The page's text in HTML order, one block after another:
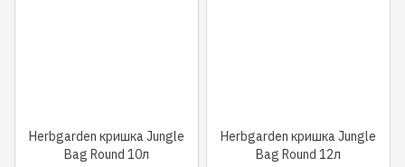
Herbgarden кришка Jungle
Bag Round 10л
Herbgarden кришка Jungle
Bag Round 12л